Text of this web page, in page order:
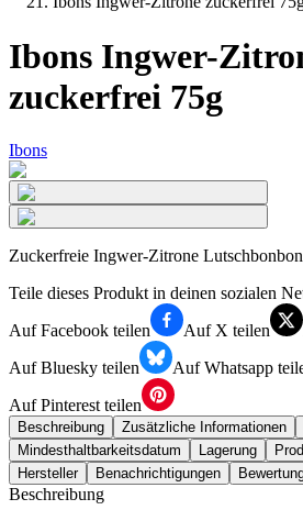
Ibons Ingwer-
zuckerfrei 75g
Ibons
Zuckerfreie Ingwer-Zitrone
Teile dieses Produkt in deinen sozialen
Auf Facebook teilen
Auf X teilen
Auf Bluesky teilen
Auf Whatsapp
Auf Pinterest teilen
Beschreibung Zusätzliche Informationen
Mindesthaltbarkeitsdatum
Lagerung
Hersteller
Benachrichtigungen
Beschreibung